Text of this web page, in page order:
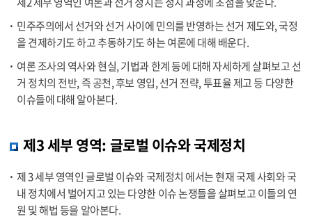
민주주의에서 선거와 선거 사이에 민의를 반영하는 선거 제도와, 국정
을 견제하기도 하고 추동하기도 하는 여론에 대해 배운다.
여론 조사의 역사와 현실, 기법과 한계 등에 대해 자세하게 살펴보고 선
거 정치의 전반, 즉 공천, 후보 영입, 선거 전략, 투표율 제고 등 다양한
이슈들에 대해 알아본다.
제3 세부 영역: 글로벌 이슈와 국제정치
제 3 세부 영역인 글로벌 이슈와 국제정치 에서는 현재 국제 사회와 국
내 정치에서 벌어지고 있는 다양한 이슈 논쟁들을 살펴보고 이들의 연
원 및 해법 등을 알아본다.